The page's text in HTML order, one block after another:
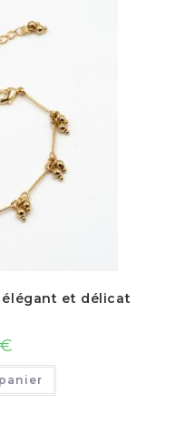
élégant et délicat
€